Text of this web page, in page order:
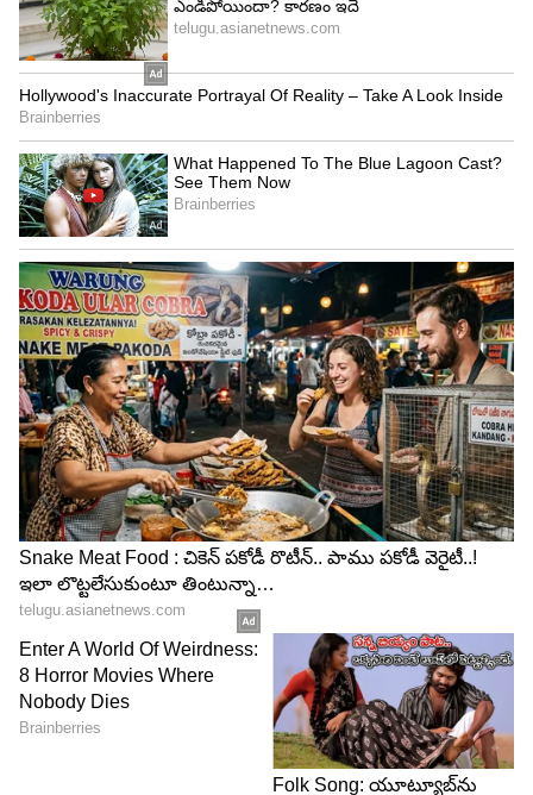
3
4
మెట్లు ఎక్కడం వల్ల మన శారీరక ఆరోగ్యానికే కాదు
మానసిక ఆరోగ్యానికి కూడా ప్రయోజనాలు
కలుగుతాయంటున్నారు ఆరోగ్య నిపుణులు. మెట్లు ఎక్కడం
వల్ల మీ మనస్సు ప్రశాంతంగా ఉంటుంది. ఒత్తిడి చాలా
వరకు తగ్గుతుందని డాక్టర్లు చెప్తున్నారు. ఇది రోజువారీ
పనుల నుంచి మనకు అవసరమైన విశ్రాంతిని అందిస్తుంది.
అలాగే మెట్లు ఎక్కడం వల్ల మీకు మంచి అనుభూతి
కలుగుతుంది. ఇది మీ దృక్పథాన్ని,ఆత్మవిశ్వాసాన్ని
మెరుగుపరుస్తుంది.